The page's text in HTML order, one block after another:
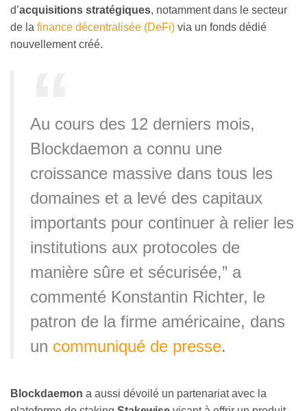
d’acquisitions stratégiques, notamment dans le secteur
de la finance décentralisée (DeFi) via un fonds dédié
nouvellement créé.
Au cours des 12 derniers mois,
Blockdaemon a connu une
croissance massive dans tous les
domaines et a levé des capitaux
importants pour continuer à relier les
institutions aux protocoles de
manière sûre et sécurisée,” a
commenté Konstantin Richter, le
patron de la firme américaine, dans
un communiqué de presse.
Blockdaemon a aussi dévoilé un partenariat avec la